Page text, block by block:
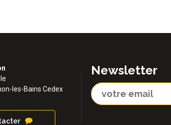
les-Bains Cedex
Newsletter